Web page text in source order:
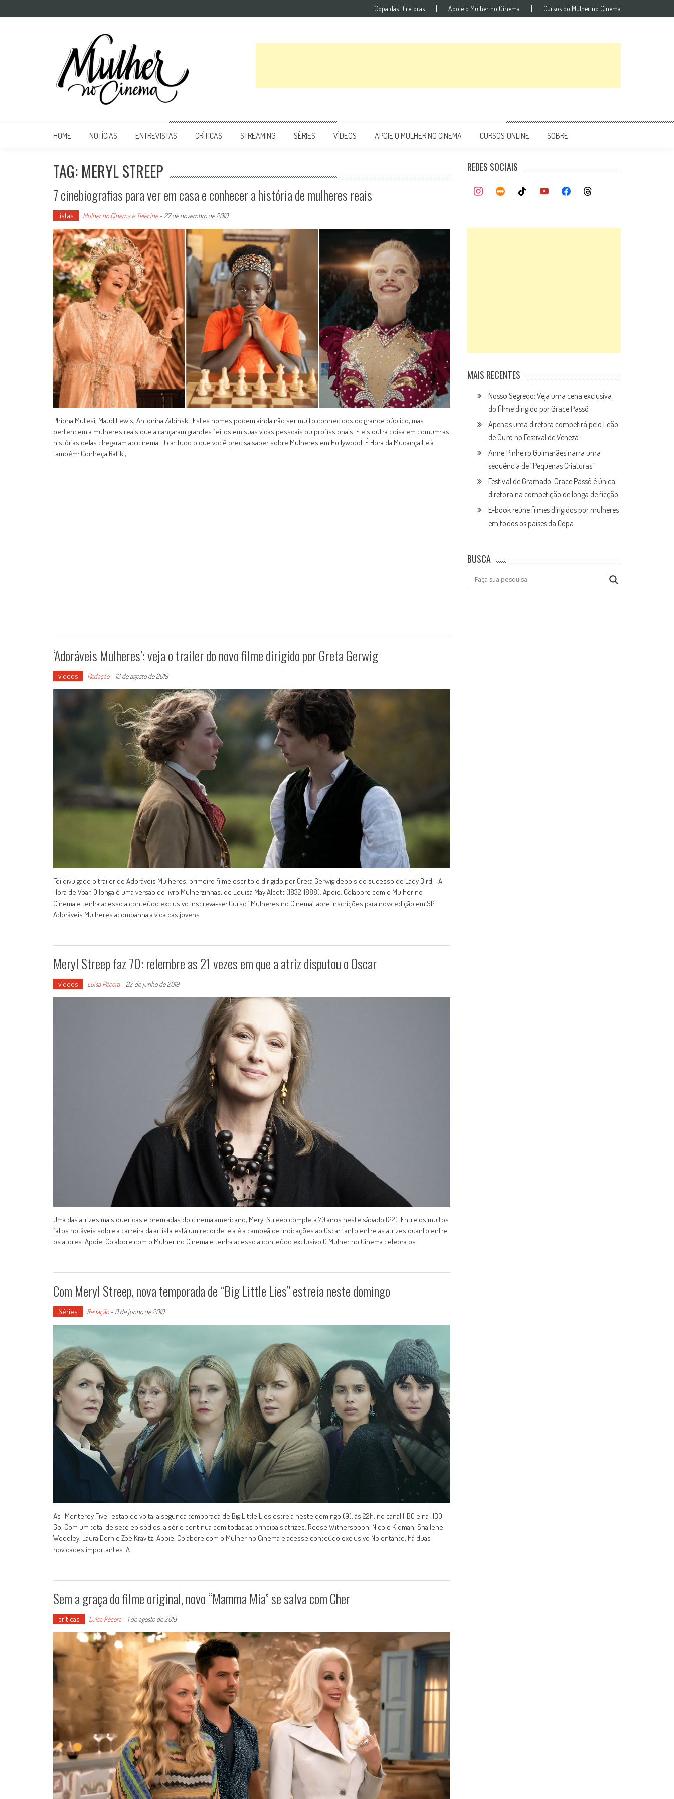
Copa das Diretoras Apoie o Mulher no Cinema Cursos do Mulher no Cinema
Mulher no Cinema
HOME NOTÍCIAS ENTREVISTAS CRÍTICAS STREAMING SÉRIES VÍDEOS APOIE O MULHER NO CINEMA CURSOS ONLINE SOBRE
TAG: MERYL STREEP
7 cinebiografias para ver em casa e conhecer a história de mulheres reais
listas Mulher no Cinema e Telecine- 27 de novembro de 2019
Phiona Mutesi, Maud Lewis, Antonina Zabinski. Estes nomes podem ainda não ser muito conhecidos do grande público, mas
pertencem a mulheres reais que alcançaram grandes feitos em suas vidas pessoais ou profissionais. E eis outra coisa em comum: as
histórias delas chegaram ao cinema! Dica: Tudo o que você precisa saber sobre Mulheres em Hollywood: É Hora da Mudança Leia
também: Conheça Rafiki,
‘Adoráveis Mulheres’: veja o trailer do novo filme dirigido por Greta Gerwig
vídeos Redação- 13 de agosto de 2019
Foi divulgado o trailer de Adoráveis Mulheres, primeiro filme escrito e dirigido por Greta Gerwig depois do sucesso de Lady Bird - A
Hora de Voar. O longa é uma versão do livro Mulherzinhas, de Louisa May Alcott (1832-1888). Apoie: Colabore com o Mulher no
Cinema e tenha acesso a conteúdo exclusivo Inscreva-se: Curso “Mulheres no Cinema” abre inscrições para nova edição em SP
Adoráveis Mulheres acompanha a vida das jovens
Meryl Streep faz 70: relembre as 21 vezes em que a atriz disputou o Oscar
vídeos Luísa Pécora- 22 de junho de 2019
Uma das atrizes mais queridas e premiadas do cinema americano, Meryl Streep completa 70 anos neste sábado (22). Entre os muitos
fatos notáveis sobre a carreira da artista está um recorde: ela é a campeã de indicações ao Oscar tanto entre as atrizes quanto entre
os atores. Apoie: Colabore com o Mulher no Cinema e tenha acesso a conteúdo exclusivo O Mulher no Cinema celebra os
Com Meryl Streep, nova temporada de “Big Little Lies” estreia neste domingo
Séries Redação- 9 de junho de 2019
As "Monterey Five" estão de volta: a segunda temporada de Big Little Lies estreia neste domingo (9), às 22h, no canal HBO e na HBO
Go. Com um total de sete episódios, a série continua com todas as principais atrizes: Reese Witherspoon, Nicole Kidman, Shailene
Woodley, Laura Dern e Zoë Kravitz. Apoie: Colabore com o Mulher no Cinema e acesse conteúdo exclusivo No entanto, há duas
novidades importantes. A
Sem a graça do filme original, novo “Mamma Mia” se salva com Cher
críticas Luísa Pécora- 1 de agosto de 2018
REDES SOCIAIS
MAIS RECENTES
Nosso Segredo: Veja uma cena exclusiva
do filme dirigido por Grace Passô
Apenas uma diretora competirá pelo Leão
de Ouro no Festival de Veneza
Anne Pinheiro Guimarães narra uma
sequência de “Pequenas Criaturas”
Festival de Gramado: Grace Passô é única
diretora na competição de longa de ficção
E-book reúne filmes dirigidos por mulheres
em todos os países da Copa
BUSCA